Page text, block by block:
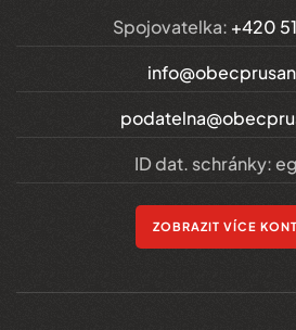
Spojovatelka: +420
ID dat. schránky:
ZOBRAZIT VÍCE